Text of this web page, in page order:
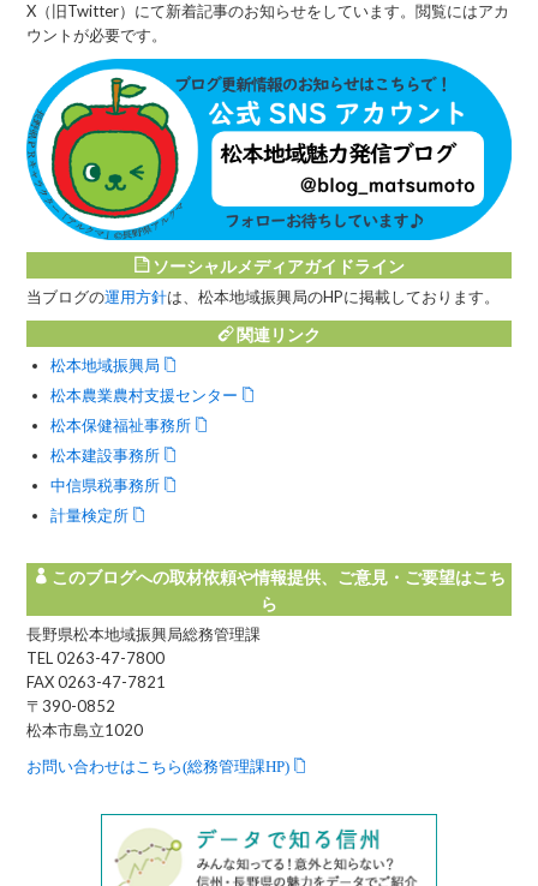
X（旧Twitter）にて新着記事のお知らせをしています。閲覧にはアカ
ウントが必要です。
ソーシャルメディアガイドライン
当ブログの運用方針は、松本地域振興局のHPに掲載しております。
関連リンク
松本地域振興局
松本農業農村支援センター
松本保健福祉事務所
松本建設事務所
中信県税事務所
計量検定所
このブログへの取材依頼や情報提供、ご意見・ご要望はこち
ら
長野県松本地域振興局総務管理課
TEL 0263-47-7800
FAX 0263-47-7821
〒390-0852
松本市島立1020
お問い合わせはこちら(総務管理課HP)